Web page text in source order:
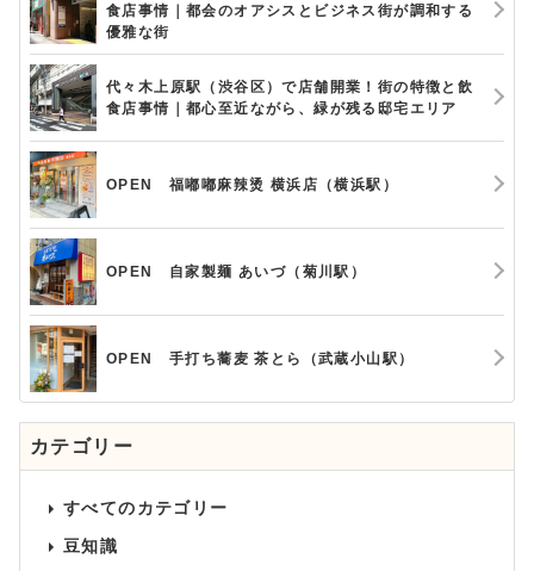
食店事情｜都会のオアシスとビジネス街が調和する
優雅な街
代々木上原駅（渋谷区）で店舗開業！街の特徴と飲
食店事情｜都心至近ながら、緑が残る邸宅エリア
OPEN 福嘟嘟麻辣烫 横浜店（横浜駅）
OPEN 自家製麺 あいづ（菊川駅）
OPEN 手打ち蕎麦 茶とら（武蔵小山駅）
カテゴリー
すべてのカテゴリー
豆知識